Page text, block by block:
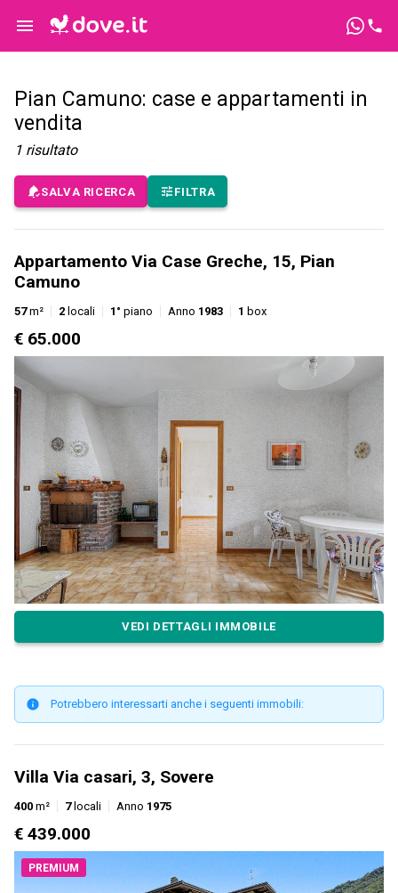
Pian Camuno: case e appartamenti in
vendita
1 risultato
SALVA RICERCA FILTRA
Appartamento Via Case Greche, 15, Pian
Camuno
57m² 2 locali 1° piano Anno 1983 1 box
€ 65.000
VEDI DETTAGLI IMMOBILE
Potrebbero interessarti anche i seguenti immobili:
Villa Via casari, 3, Sovere
400 m² 7locali Anno 1975
€ 439.000
PREMIUM